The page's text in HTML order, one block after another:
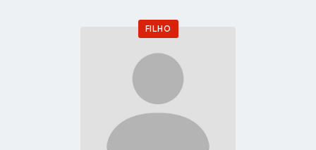
FILHO
Go
profile
page